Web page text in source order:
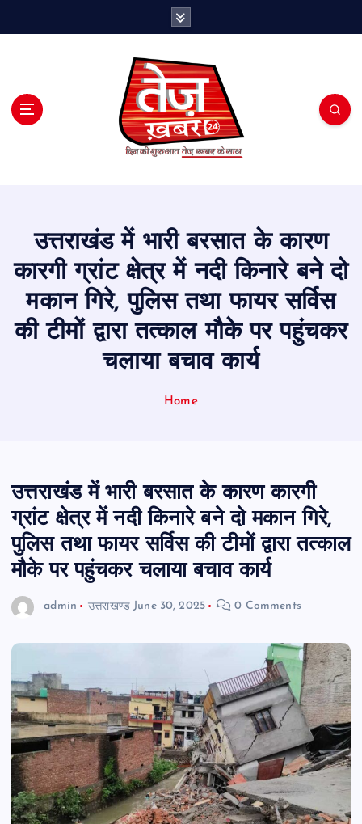
उत्तराखंड में भारी बरसात के कारण
कारगी ग्रांट क्षेत्र में नदी किनारे बने दो
मकान गिरे, पुलिस तथा फायर सर्विस
की टीमों द्वारा तत्काल मौके पर पहुंचकर
चलाया बचाव कार्य
Home
उत्तराखंड में भारी बरसात के कारण कारगी
ग्रांट क्षेत्र में नदी किनारे बने दो मकान गिरे,
पुलिस तथा फायर सर्विस की टीमों द्वारा तत्काल
मौके पर पहुंचकर चलाया बचाव कार्य
admin उत्तराखण्ड June 30, 2025 0 Comments